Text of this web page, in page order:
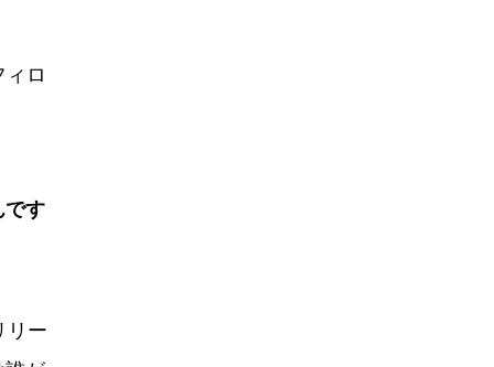
ロ
です
リー